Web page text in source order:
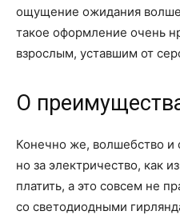
ощущение ожидания
такое оформление очень
взрослым, уставшим от
О
Конечно же, волшебство и
но за электричество, как
платить, а это совсем не
со светодиодными